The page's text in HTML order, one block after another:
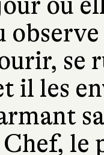
se
il les
le